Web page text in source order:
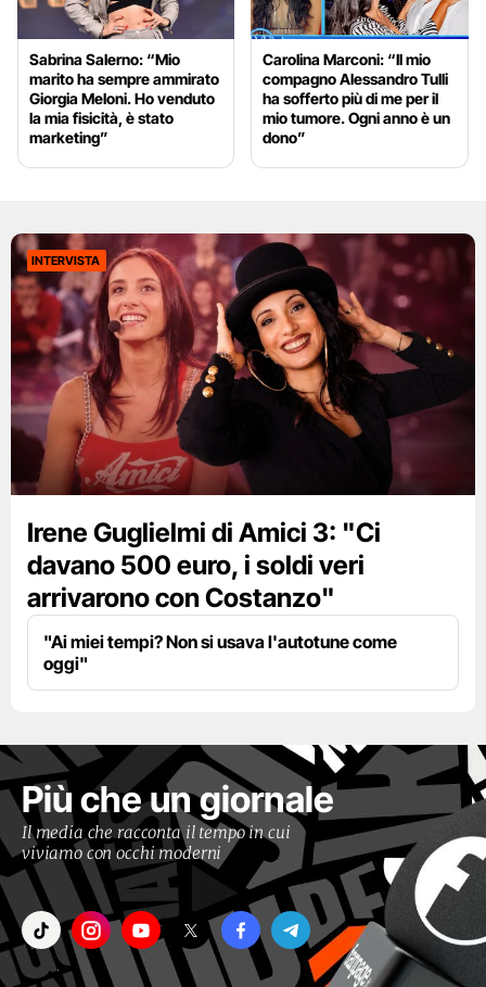
Sabrina Salerno: “Mio
marito ha sempre ammirato
Giorgia Meloni. Ho venduto
la mia fisicità, è stato
marketing”
Carolina Marconi: “Il mio
compagno Alessandro Tulli
ha sofferto più di me per il
mio tumore. Ogni anno è un
dono”
INTERVISTA
Irene Guglielmi di Amici 3: "Ci
davano 500 euro, i soldi veri
arrivarono con Costanzo"
"Ai miei tempi? Non si usava l'autotune come
oggi"
Più che un giornale
Il media che racconta il tempo in cui
viviamo con occhi moderni